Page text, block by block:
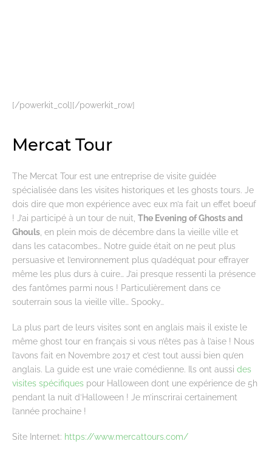
[/powerkit_col][/powerkit_row]
Mercat Tour
The Mercat Tour est une entreprise de visite guidée
spécialisée dans les visites historiques et les ghosts tours. Je
dois dire que mon expérience avec eux m’a fait un effet boeuf
! J’ai participé à un tour de nuit, The Evening of Ghosts and
Ghouls , en plein mois de décembre dans la vieille ville et
dans les catacombes… Notre guide était on ne peut plus
persuasive et l’environnement plus qu’adéquat pour effrayer
même les plus durs à cuire… J’ai presque ressenti la présence
des fantômes parmi nous ! Particulièrement dans ce
souterrain sous la vieille ville… Spooky…
La plus part de leurs visites sont en anglais mais il existe le
même ghost tour en français si vous n’êtes pas à l’aise ! Nous
l’avons fait en Novembre 2017 et c’est tout aussi bien qu’en
anglais. La guide est une vraie comédienne. Ils ont aussi des
visites spécifiques pour Halloween dont une expérience de 5h
pendant la nuit d’Halloween ! Je m’inscrirai certainement
l’année prochaine !
Site Internet: https://www.mercattours.com/